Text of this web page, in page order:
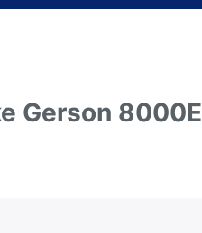
Gerson 8000E